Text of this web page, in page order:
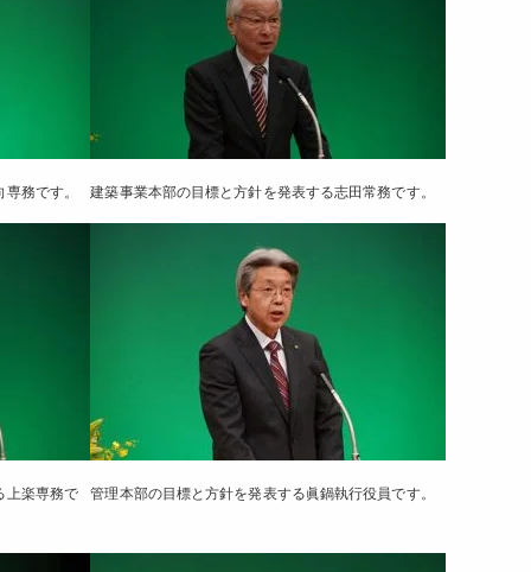
務です。 建築事業本部の目標と方針を発表する志田常務です。
上楽専務で 管理本部の目標と方針を発表する眞鍋執行役員です。